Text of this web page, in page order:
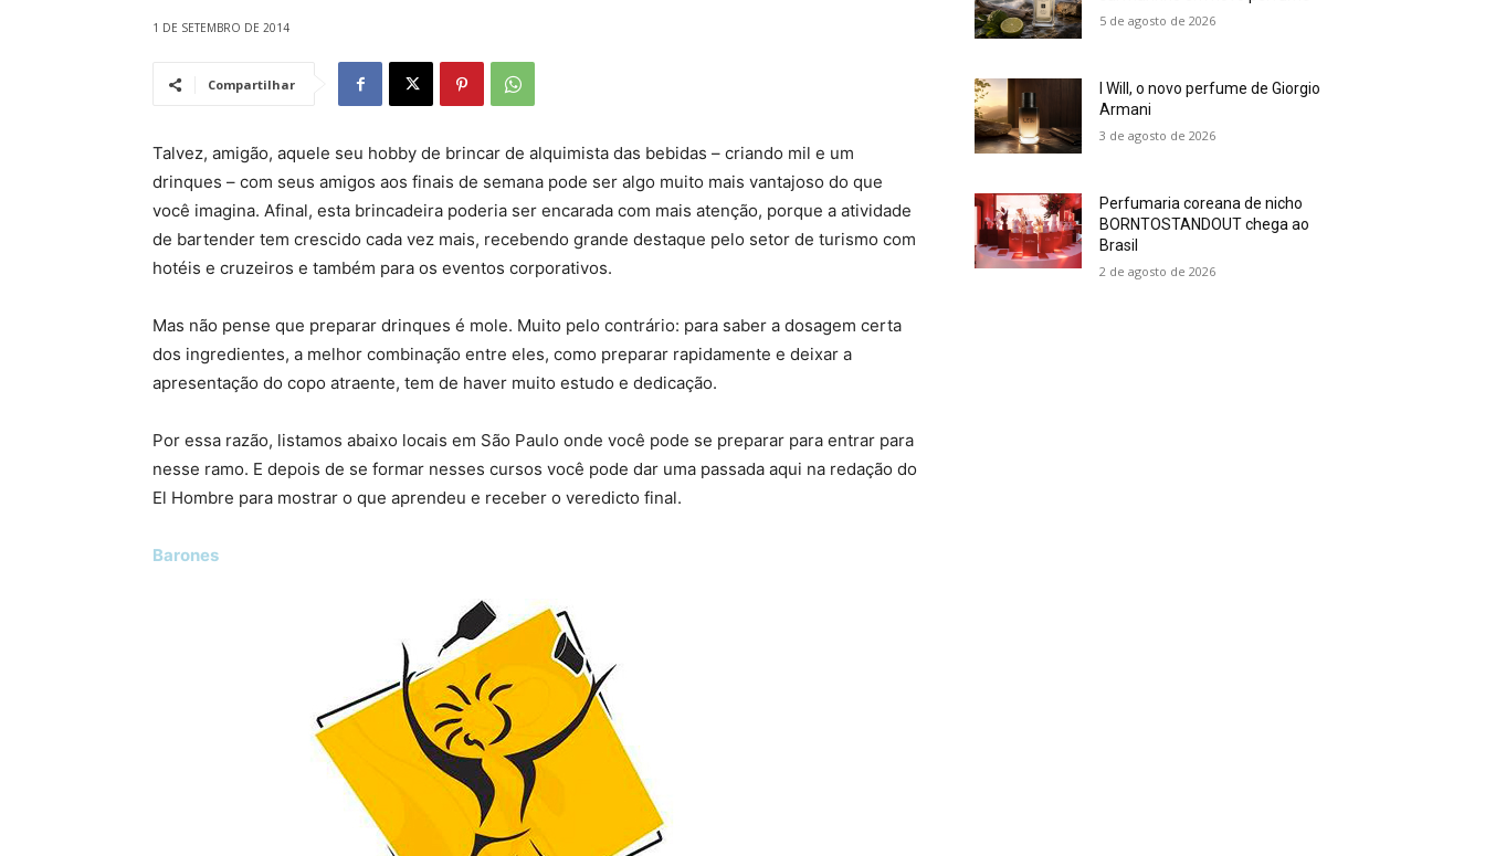
1 DE SETEMBRO DE 2014
Compartilhar
Talvez, amigão, aquele seu hobby de brincar de alquimista das bebidas – criando mil e um
drinques – com seus amigos aos finais de semana pode ser algo muito mais vantajoso do que
você imagina. Afinal, esta brincadeira poderia ser encarada com mais atenção, porque a atividade
de bartender tem crescido cada vez mais, recebendo grande destaque pelo setor de turismo com
hotéis e cruzeiros e também para os eventos corporativos.
Mas não pense que preparar drinques é mole. Muito pelo contrário: para saber a dosagem certa
dos ingredientes, a melhor combinação entre eles, como preparar rapidamente e deixar a
apresentação do copo atraente, tem de haver muito estudo e dedicação.
Por essa razão, listamos abaixo locais em São Paulo onde você pode se preparar para entrar para
nesse ramo. E depois de se formar nesses cursos você pode dar uma passada aqui na redação do
El Hombre para mostrar o que aprendeu e receber o veredicto final.
Barones
5 de agosto de 2026
I Will, o novo perfume de Giorgio
Armani
3 de agosto de 2026
Perfumaria coreana de nicho
BORNTOSTANDOUT chega ao
Brasil
2 de agosto de 2026